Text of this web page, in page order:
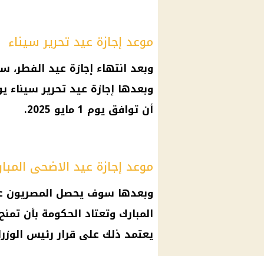
موعد إجازة عيد تحرير سيناء
أن توافق يوم 1 مايو 2025.
موعد إجازة عيد الاضحى
وبعدها سوف يحصل المصريون
يعتمد ذلك على قرار رئيس